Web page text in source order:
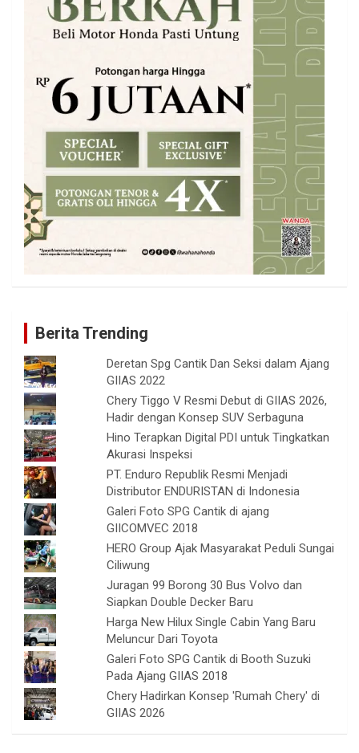
Berita Trending
Deretan Spg Cantik Dan Seksi dalam Ajang
GIIAS 2022
Chery Tiggo V Resmi Debut di GIIAS 2026,
Hadir dengan Konsep SUV Serbaguna
Hino Terapkan Digital PDI untuk Tingkatkan
Akurasi Inspeksi
PT. Enduro Republik Resmi Menjadi
Distributor ENDURISTAN di Indonesia
Galeri Foto SPG Cantik di ajang
GIICOMVEC 2018
HERO Group Ajak Masyarakat Peduli Sungai
Ciliwung
Juragan 99 Borong 30 Bus Volvo dan
Siapkan Double Decker Baru
Harga New Hilux Single Cabin Yang Baru
Meluncur Dari Toyota
Galeri Foto SPG Cantik di Booth Suzuki
Pada Ajang GIIAS 2018
Chery Hadirkan Konsep 'Rumah Chery' di
GIIAS 2026